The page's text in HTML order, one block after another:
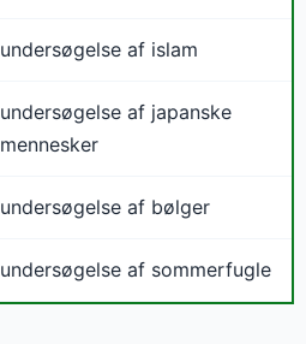
undersøgelse af islam
undersøgelse af japanske
mennesker
undersøgelse af bølger
undersøgelse af sommerfugle